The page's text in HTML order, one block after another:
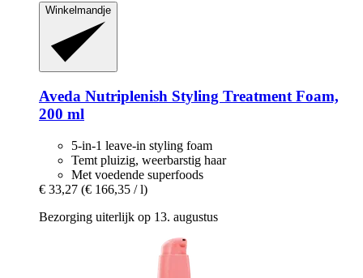
Winkelmandje
Aveda Nutriplenish Styling Treatment Foam,
200 ml
5-in-1 leave-in styling foam
Temt pluizig, weerbarstig haar
Met voedende superfoods
€ 33,27 (€ 166,35 / l)
Bezorging uiterlijk op 13. augustus